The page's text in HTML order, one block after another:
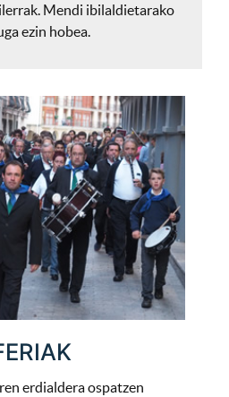
Mendi ibilaldietarako
ezin hobea.
erdialdera ospatzen